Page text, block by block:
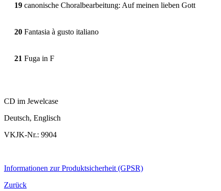
19 canonische Choralbearbeitung: Auf meinen lieben Gott
20 Fantasia à gusto italiano
21 Fuga in F
CD im Jewelcase
Deutsch, Englisch
VKJK-Nr.: 9904
Informationen zur Produktsicherheit (GPSR)
Zurück